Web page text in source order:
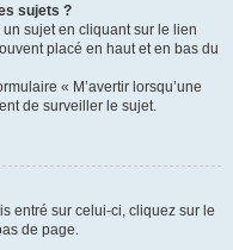
sujets ?
sujet en cliquant sur le lien
placé en haut et en bas du
« M’avertir lorsqu’une
de surveiller le sujet.
entré sur celui-ci, cliquez sur le
de page.